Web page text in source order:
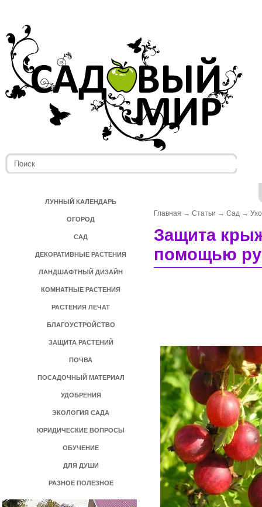
ЛУННЫЙ КАЛЕНДАРЬ
ОГОРОД
САД
ДЕКОРАТИВНЫЕ РАСТЕНИЯ
ЛАНДШАФТНЫЙ ДИЗАЙН
КОМНАТНЫЕ РАСТЕНИЯ
РАСТЕНИЯ ЛЕЧАТ
БЛАГОУСТРОЙСТВО
ЗАЩИТА РАСТЕНИЙ
ПОЧВА
ПОСАДОЧНЫЙ МАТЕРИАЛ
УДОБРЕНИЯ
ЭКОЛОГИЯ САДА
ЮРИДИЧЕСКИЕ ВОПРОСЫ
ОБУЧЕНИЕ
ДЛЯ ДУШИ
РАЗНОЕ ПОЛЕЗНОЕ
Главная → Статьи → Сад →
Защита
помощью